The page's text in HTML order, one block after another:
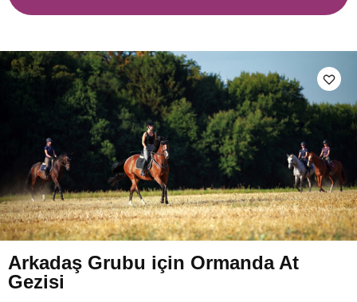
Arkadaş Grubu için Ormanda At
Gezisi